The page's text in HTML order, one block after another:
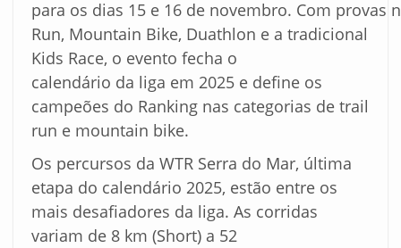
para os dias 15 e 16 de novembro. Com provas
Run, Mountain Bike, Duathlon e a tradicional
Kids Race, o evento fecha o
calendário da liga em 2025 e define os
campeões do Ranking nas categorias de trail
run e mountain bike.
Os percursos da WTR Serra do Mar, última
etapa do calendário 2025, estão entre os
mais desafiadores da liga. As corridas
variam de 8 km (Short) a 52